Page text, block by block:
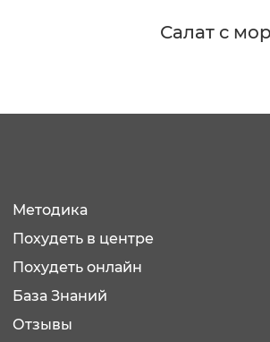
Салат с
Методика
Похудеть в центре
Похудеть онлайн
База Знаний
Отзывы